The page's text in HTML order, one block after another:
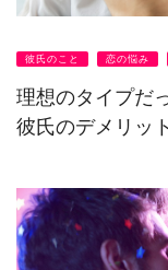
彼氏のこと 恋の悩み
理想のタイプだ
彼氏のデメリッ